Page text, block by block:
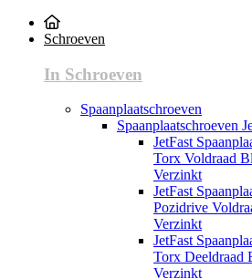
Schroeven
In Schroeven
Spaanplaatschroeven
Spaanplaatschroeven
JetFast
Torx Voldraad
Verzinkt
JetFast
Pozidrive
Verzinkt
JetFast
Torx Deeldraad
Verzinkt